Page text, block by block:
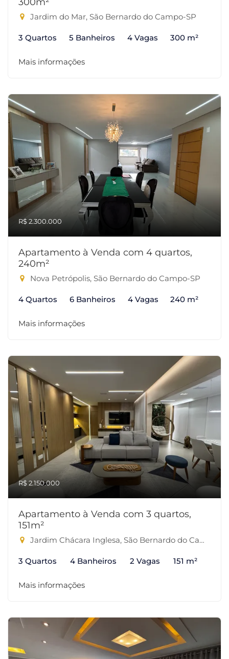
Jardim do Mar, São Bernardo do Campo-SP
3 Quartos 5 Banheiros 4 Vagas 300 m²
Mais informações
R$ 2.300.000
Apartamento à Venda com 4 quartos,
240m²
Nova Petrópolis, São Bernardo do Campo-SP
4 Quartos 6 Banheiros 4 Vagas 240 m²
Mais informações
R$ 2.150.000
Apartamento à Venda com 3 quartos,
151m²
Jardim Chácara Inglesa, São Bernardo do Campo-SP
3 Quartos 4 Banheiros 2 Vagas 151 m²
Mais informações